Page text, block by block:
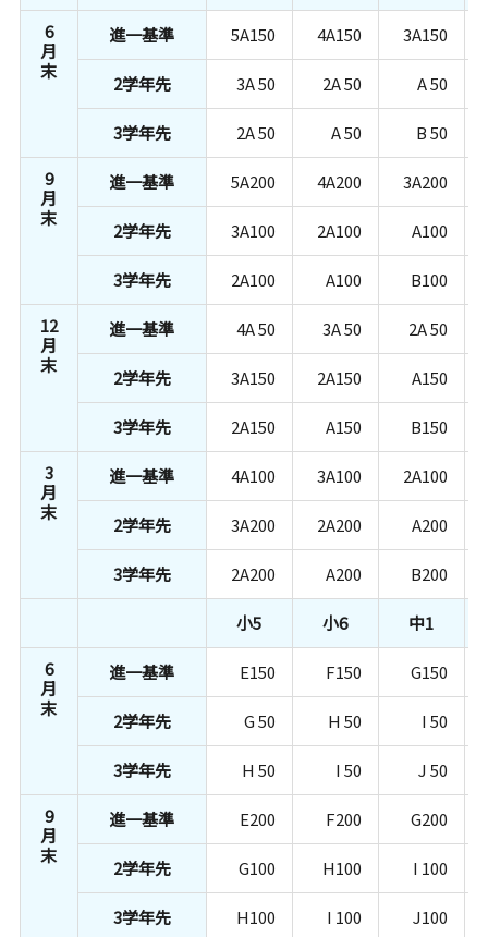
6
月
末
進一基準 5A150 4A150 3A150
2学年先 3A 50 2A 50 A 50
3学年先 2A 50 A 50
B 50
9
月
末
進一基準 5A200 4A200 3A200
2学年先 3A100 2A100 A100
3学年先 2A100 A100
B100
12
月
末
進一基準 4A 50 3A 50 2A 50
2学年先 3A150 2A150 A150
3学年先 2A150 A150
B150
3
月
末
進一基準 4A100 3A100 2A100
2学年先 3A200 2A200 A200
3学年先 2A200 A200 B200
小5 小6
中1
6
月
末
進一基準 E150 F150 G150
2学年先 G 50 H 50 I 50
3学年先 H 50 I 50
J 50
9
月
末
進一基準 E200 F200 G200
2学年先 G100 H100 I 100
3学年先 H100 I 100
J100